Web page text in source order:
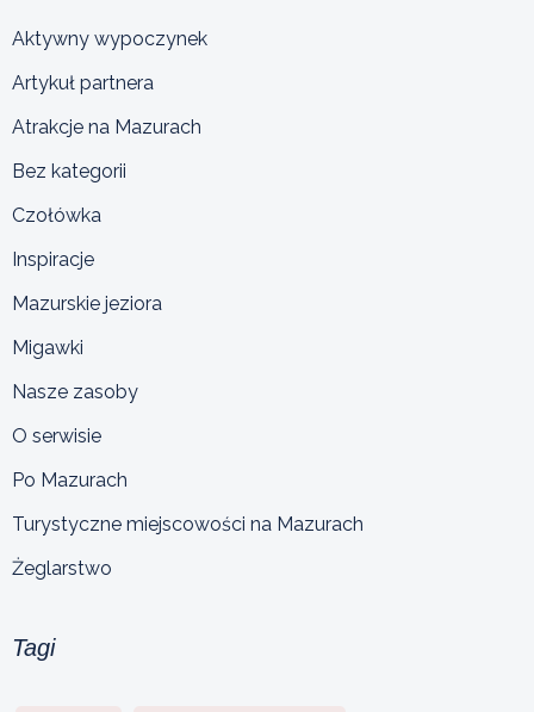
Aktywny wypoczynek
Artykuł partnera
Atrakcje na Mazurach
Bez kategorii
Czołówka
Inspiracje
Mazurskie jeziora
Migawki
Nasze zasoby
O serwisie
Po Mazurach
Turystyczne miejscowości na Mazurach
Żeglarstwo
Tagi